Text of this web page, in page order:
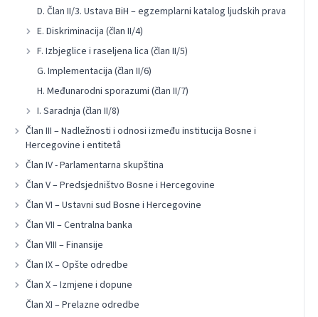
D. Član II/3. Ustava BiH – egzemplarni katalog ljudskih prava
E. Diskriminacija (član II/4)
F. Izbjeglice i raseljena lica (član II/5)
G. Implementacija (član II/6)
H. Međunarodni sporazumi (član II/7)
I. Saradnja (član II/8)
Član III – Nadležnosti i odnosi između institucija Bosne i
Hercegovine i entitetâ
Član IV - Parlamentarna skupština
Član V – Predsjedništvo Bosne i Hercegovine
Član VI – Ustavni sud Bosne i Hercegovine
Član VII – Centralna banka
Član VIII – Finansije
Član IX – Opšte odredbe
Član X – Izmjene i dopune
Član XI – Prelazne odredbe